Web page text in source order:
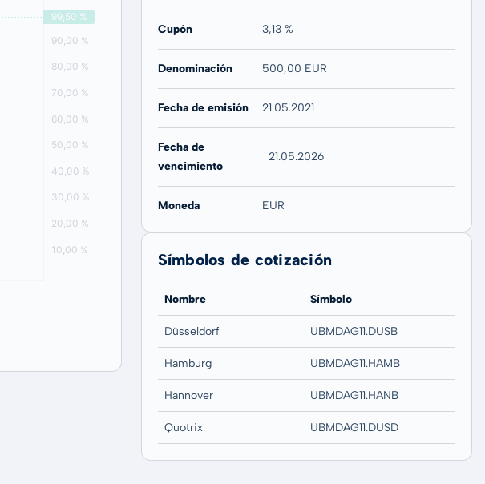
Cupón 3,13 %
Denominación 500,00 EUR
Fecha de emisión 21.05.2021
Fecha de
vencimiento
21.05.2026
Moneda EUR
Símbolos de cotización
Nombre Símbolo
Düsseldorf UBMDAG11.DUSB
Hamburg UBMDAG11.HAMB
Hannover UBMDAG11.HANB
Quotrix UBMDAG11.DUSD